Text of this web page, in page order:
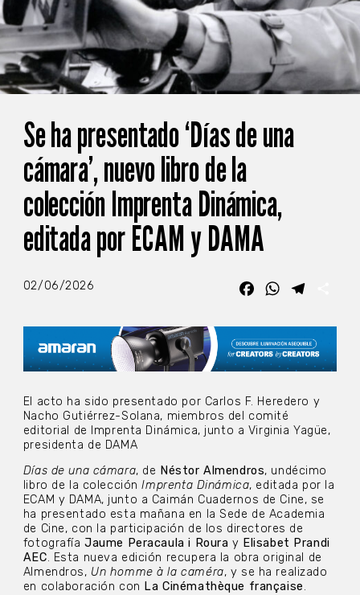
Se ha presentado ‘Días de una
cámara’, nuevo libro de la
colección Imprenta Dinámica,
editada por ECAM y DAMA
02/06/2026 FacebookWhatsApp
El acto ha sido presentado por Carlos F. Heredero y
Nacho Gutiérrez-Solana, miembros del comité
editorial de Imprenta Dinámica, junto a Virginia Yagüe,
presidenta de DAMA
Días de una cámara, de Néstor Almendros, undécimo
libro de la colecciónImprenta Dinámica, editada por la
ECAM y DAMA, junto a Caimán Cuadernos de Cine, se
ha presentado esta mañana en la Sede de Academia
de Cine, con la participación de los directores de
fotografíaJaume Peracaula i Roura y Elisabet Prandi
AEC. Esta nueva edición recupera la obra original de
Almendros, Un homme à la caméra, y se ha realizado
en colaboración con La Cinémathèque française.